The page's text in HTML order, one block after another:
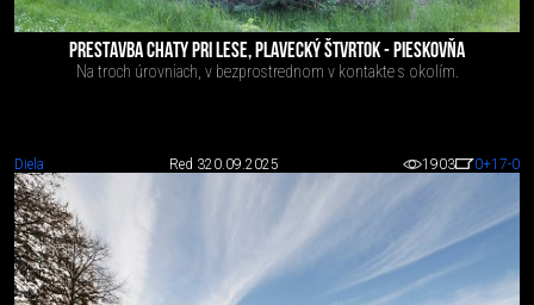
PRESTAVBA CHATY PRI LESE, PLAVECKÝ ŠTVRTOK - PIESKOVŇA
Na troch úrovniach, v bezprostrednom v kontakte s okolím.
Diela Red 320.09.2025 1903 0+17-0